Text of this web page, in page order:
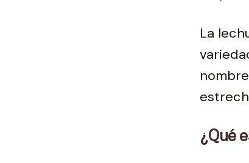
La
¿Qué